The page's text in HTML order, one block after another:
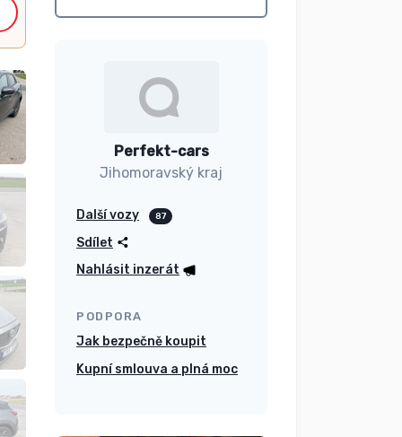
Perfekt-cars
Jihomoravský kraj
Další vozy 87
Sdílet
Nahlásit inzerát
PODPORA
Jak bezpečně koupit
Kupní smlouva a plná moc